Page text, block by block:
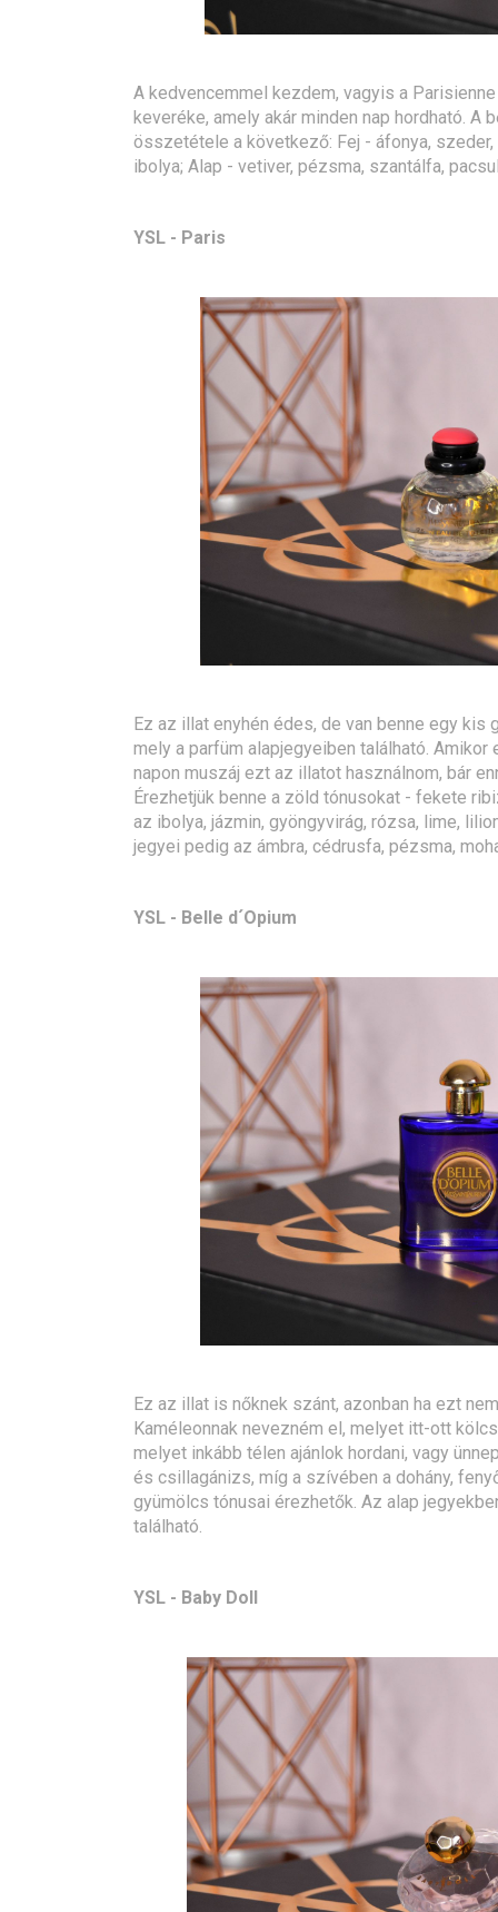
A kedvencemmel kezdem, vagyis a
keveréke, amely akár minden nap hordható.
összetétele a következő: Fej - áfonya,
ibolya; Alap - vetiver, pézsma, szantálfa,
YSL - Paris
Ez az illat enyhén édes, de van benne egy
mely a parfüm alapjegyeiben található.
napon muszáj ezt az illatot használnom, bár
Érezhetjük benne a zöld tónusokat - fekete
az ibolya, jázmin, gyöngyvirág, rózsa, lime,
jegyei pedig az ámbra, cédrusfa, pézsma,
YSL - Belle d´Opium
Ez az illat is nőknek szánt, azonban ha ezt
Kaméleonnak nevezném el, melyet itt-ott
melyet inkább télen ajánlok hordani, vagy
és csillagánizs, míg a szívében a dohány,
gyümölcs tónusai érezhetők. Az alap
található.
YSL - Baby Doll